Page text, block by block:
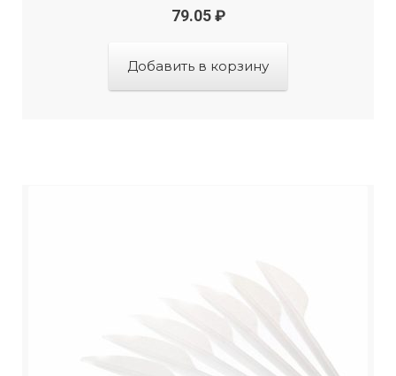
79.05 ₽
Добавить в корзину